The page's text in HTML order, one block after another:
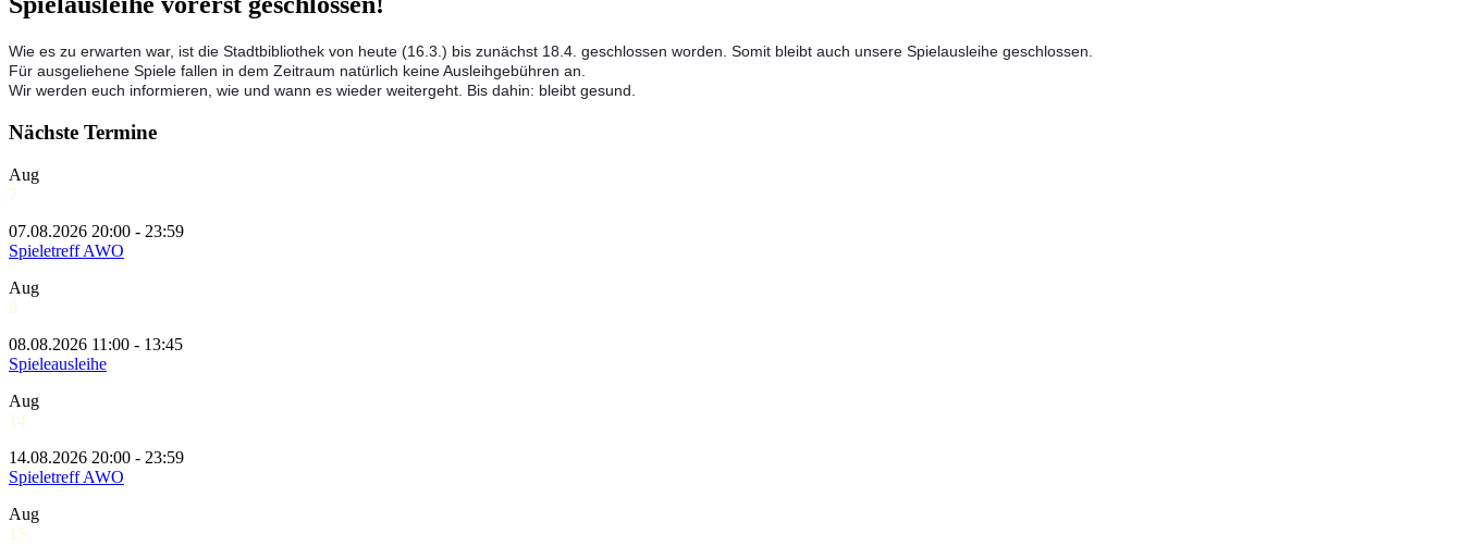
Wie es zu erwarten war, ist die Stadtbibliothek von heute (16.3.) bis zunächst 18.4. geschlossen worden. Somit bleibt auch unsere Spielausleihe geschlossen.
Für ausgeliehene Spiele fallen in dem Zeitraum natürlich keine Ausleihgebühren an.
Wir werden euch informieren, wie und wann es wieder weitergeht. Bis dahin: bleibt gesund.
Nächste Termine
Aug
7
07.08.2026 20:00 - 23:59
Spieletreff AWO
Aug
8
08.08.2026 11:00 - 13:45
Spieleausleihe
Aug
14
14.08.2026 20:00 - 23:59
Spieletreff AWO
Aug
15